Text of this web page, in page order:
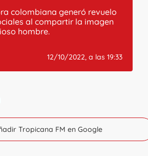
colombiana generó revuelo
al compartir la imagen
hombre.
12/10/2022, a las 19:33
Tropicana FM en Google